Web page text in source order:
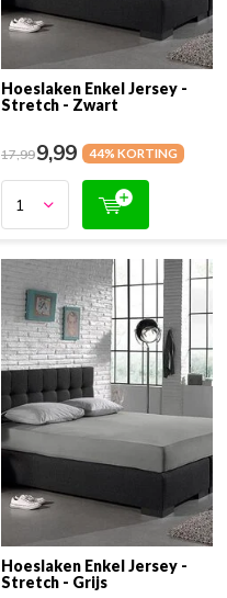
Hoeslaken Enkel Jersey -
Stretch - Zwart
17,999,99 44% KORTING
Hoeslaken Enkel Jersey -
Stretch - Grijs